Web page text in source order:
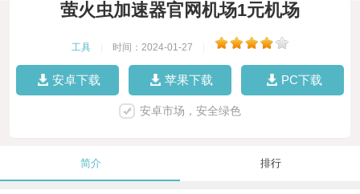
萤火虫加速器官网机场1元机场
工具 时间：2024-01-27
安卓下载 苹果下载 PC下载
安卓市场，安全绿色
简介 排行